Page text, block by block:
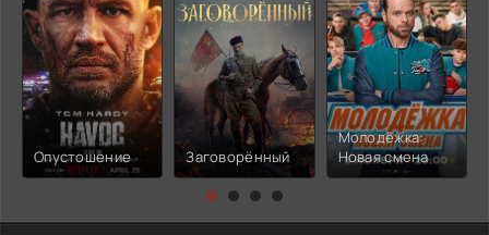
Опустошение Заговорённый
Молодёжка:
Новая смена